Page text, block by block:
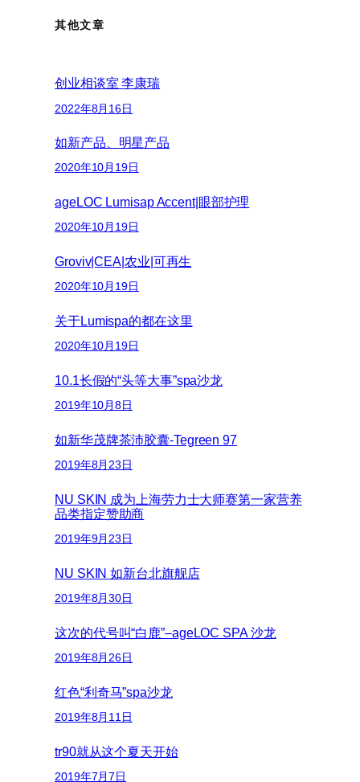
其他文章
创业相谈室 李康瑞
2022年8月16日
如新产品、明星产品
2020年10月19日
ageLOC Lumisap Accent|眼部护理
2020年10月19日
Groviv|CEA|农业|可再生
2020年10月19日
关于Lumispa的都在这里
2020年10月19日
10.1长假的“头等大事”spa沙龙
2019年10月8日
如新华茂牌茶沛胶囊-Tegreen 97
2019年8月23日
NU SKIN 成为上海劳力士大师赛第一家营养
品类指定赞助商
2019年9月23日
NU SKIN 如新台北旗舰店
2019年8月30日
这次的代号叫“白鹿”–ageLOC SPA 沙龙
2019年8月26日
红色“利奇马”spa沙龙
2019年8月11日
tr90就从这个夏天开始
2019年7月7日